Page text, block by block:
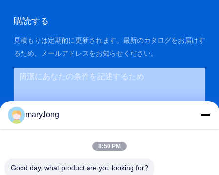
購読する
見積もりは定期的に更新されます。最新のカタログをお届けす
るため、メールアドレスをお知らせください。
送信
mary.long
8:50 PM
Good day, what product are you looking for?